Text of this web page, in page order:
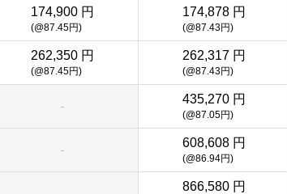
174,900 円
(@87.45円)
174,878 円
(@87.43円)
262,350 円
(@87.45円)
262,317 円
(@87.43円)
- 435,270 円
(@87.05円)
- 608,608 円
(@86.94円)
866,580 円